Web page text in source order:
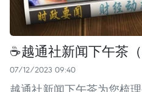
☕️越通社新闻下午茶（
07/12/2023 09:40